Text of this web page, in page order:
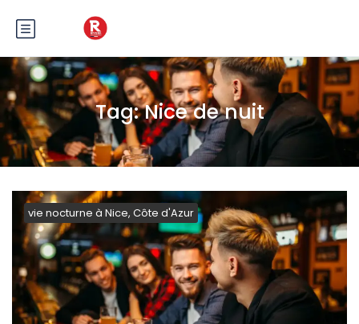
Tag:Nice de nuit
vie nocturne à Nice, Côte d'Azur